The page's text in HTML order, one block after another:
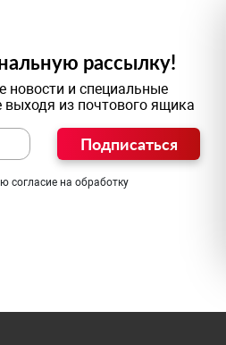
рассылку!
новости и специальные
выходя из почтового ящика
Подписаться
согласие на обработку